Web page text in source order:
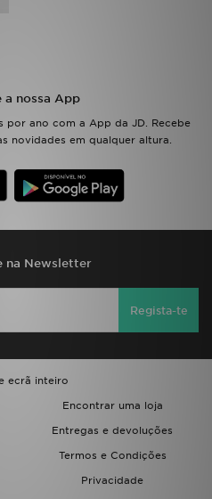
a nossa App
por ano com a App da JD. Recebe
novidades em qualquer altura.
na Newsletter
Regista-te
ecrã inteiro
Encontrar uma loja
Entregas e devoluções
Termos e Condições
Privacidade